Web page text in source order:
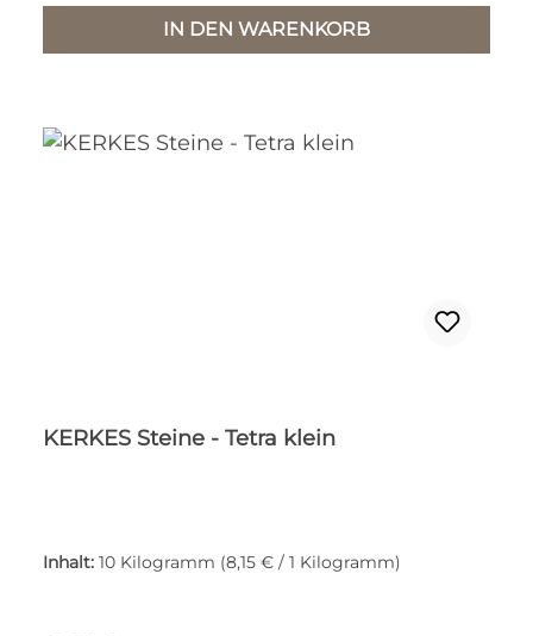
IN DEN WARENKORB
KERKES Steine - Tetra klein
Inhalt: 10 Kilogramm (8,15 € / 1 Kilogramm)